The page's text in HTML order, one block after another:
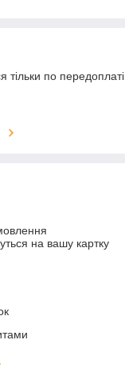
тільки по передоплаті.
на вашу картку